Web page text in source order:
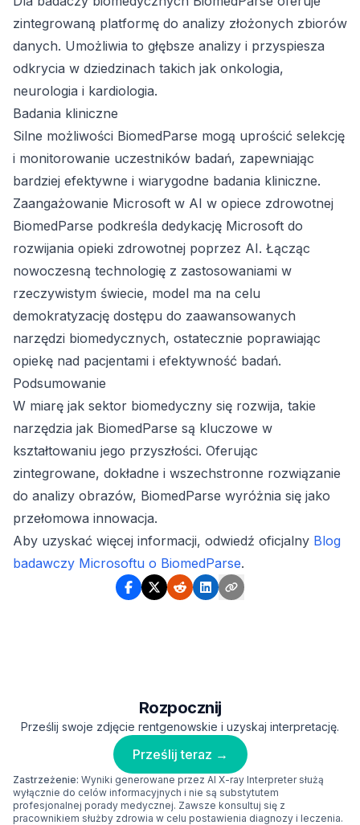
zintegrowaną platformę do analizy złożonych zbiorów
danych. Umożliwia to głębsze analizy i przyspiesza
odkrycia w dziedzinach takich jak onkologia,
neurologia i kardiologia.
Badania kliniczne
Silne możliwości BiomedParse mogą uprościć selekcję
i monitorowanie uczestników badań, zapewniając
bardziej efektywne i wiarygodne badania kliniczne.
Zaangażowanie Microsoft w AI w opiece zdrowotnej
BiomedParse podkreśla dedykację Microsoft do
rozwijania opieki zdrowotnej poprzez AI. Łącząc
nowoczesną technologię z zastosowaniami w
rzeczywistym świecie, model ma na celu
demokratyzację dostępu do zaawansowanych
narzędzi biomedycznych, ostatecznie poprawiając
opiekę nad pacjentami i efektywność badań.
Podsumowanie
W miarę jak sektor biomedyczny się rozwija, takie
narzędzia jak BiomedParse są kluczowe w
kształtowaniu jego przyszłości. Oferując
zintegrowane, dokładne i wszechstronne rozwiązanie
do analizy obrazów, BiomedParse wyróżnia się jako
przełomowa innowacja.
Aby uzyskać więcej informacji, odwiedź oficjalny Blog
badawczy Microsoftu o BiomedParse.
Rozpocznij
Prześlij swoje zdjęcie rentgenowskie i uzyskaj interpretację.
Prześlij teraz →
Zastrzeżenie: Wyniki generowane przez AI X-ray Interpreter służą
wyłącznie do celów informacyjnych i nie są substytutem
profesjonalnej porady medycznej. Zawsze konsultuj się z
pracownikiem służby zdrowia w celu postawienia diagnozy i leczenia.